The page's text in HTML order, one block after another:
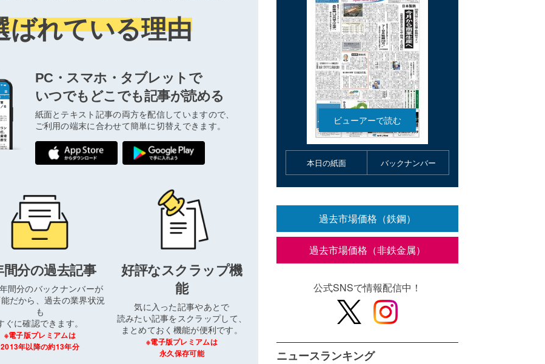
ばれている理由
PC・スマホ・タブレットで
いつでもどこでも記事が読める
紙面とテキスト記事の両方を配信していますので、
ご利用の端末に合わせて簡単に切替えできます。
間分の過去記事
間分のバックナンバーが
だから、過去の業界状況
も
ぐに確認できます。
※電子版プレミアムは
2013年以降の約13年分
好評なスクラップ機
能
気に入った記事やあとで
読みたい記事をスクラップして、
まとめておく機能が便利です。
※電子版プレミアムは
永久保存可能
本日の紙面 バックナンバー
過去市場価格（鉄鋼）
過去市場価格（非鉄金属）
公式SNSで情報配信中！
ニュースランキング